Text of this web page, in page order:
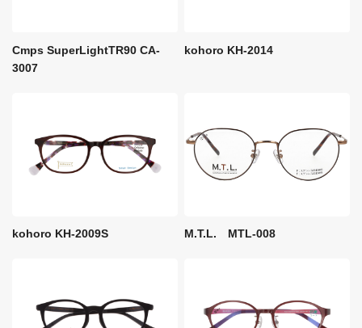
Cmps SuperLightTR90 CA-
3007
kohoro KH-2014
kohoro KH-2009S M.T.L. MTL-008